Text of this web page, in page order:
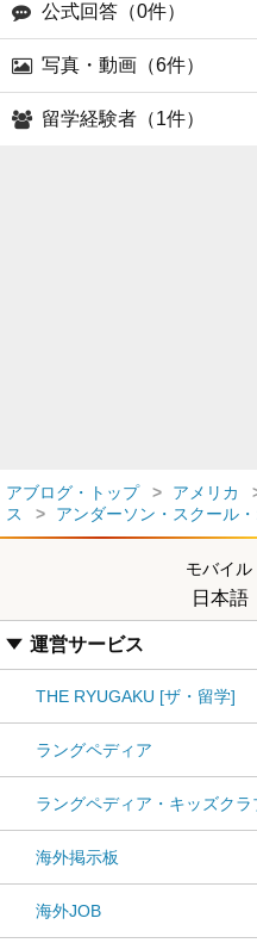
公式回答（0件）
写真・動画（6件）
留学経験者（1件）
アブログ・トップ アメリカ
ス
アンダーソン・スクール
モバイル
日本語
運営サービス
THE RYUGAKU [ザ・留学]
ラングペディア
ラングペディア・キッズクラ
海外掲示板
海外JOB